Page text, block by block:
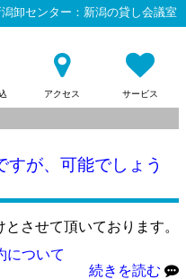
潟卸センター：新潟の貸し会議室
アクセス サービス
が、可能でしょう
させて頂いております。
について
続きを読む